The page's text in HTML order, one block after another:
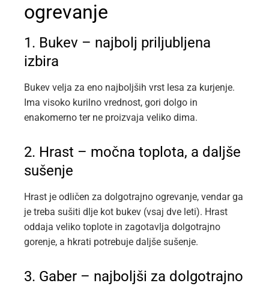
ogrevanje
1. Bukev – najbolj priljubljena
izbira
Bukev velja za eno najboljših vrst lesa za kurjenje.
Ima visoko kurilno vrednost, gori dolgo in
enakomerno ter ne proizvaja veliko dima.
2. Hrast – močna toplota, a daljše
sušenje
Hrast je odličen za dolgotrajno ogrevanje, vendar ga
je treba sušiti dlje kot bukev (vsaj dve leti). Hrast
oddaja veliko toplote in zagotavlja dolgotrajno
gorenje, a hkrati potrebuje daljše sušenje.
3. Gaber – najboljši za dolgotrajno